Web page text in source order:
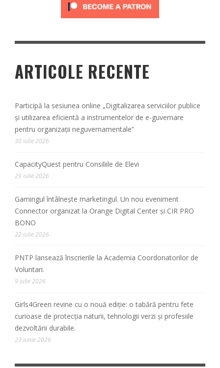
ARTICOLE RECENTE
Participă la sesiunea online „Digitalizarea serviciilor publice
și utilizarea eficientă a instrumentelor de e-guvernare
pentru organizații neguvernamentale”
30 iulie 2026
CapacityQuest pentru Consiliile de Elevi
29 iulie 2026
Gamingul întâlnește marketingul. Un nou eveniment
Connector organizat la Orange Digital Center și CIR PRO
BONO
22 iulie 2026
PNTP lansează înscrierile la Academia Coordonatorilor de
Voluntari.
9 iulie 2026
Girls4Green revine cu o nouă ediție: o tabără pentru fete
curioase de protecția naturii, tehnologii verzi și profesiile
dezvoltării durabile.
23 iunie 2026